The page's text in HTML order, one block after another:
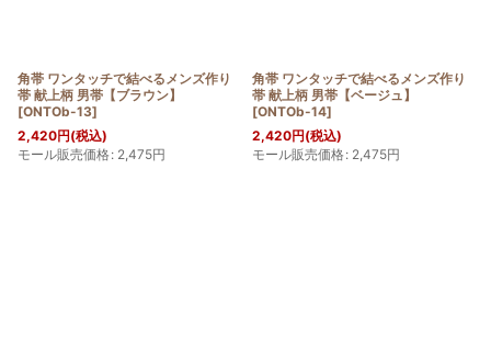
角帯 ワンタッチで結べるメンズ作り
帯 献上柄 男帯【ブラウン】
[ONTOb-13]
2,420円(税込)
モール販売価格: 2,475円
角帯 ワンタッチで結べるメンズ作り
帯 献上柄 男帯【ベージュ】
[ONTOb-14]
2,420円(税込)
モール販売価格: 2,475円